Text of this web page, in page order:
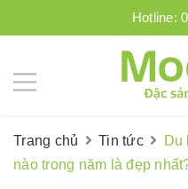
Hotline:
Trang chủ Tin tức
Du
nào trong năm là đẹp